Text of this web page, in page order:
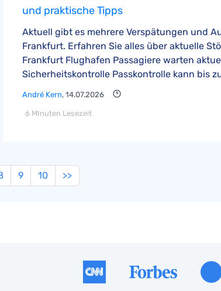
und praktische Tipps
Aktuell gibt es mehrere Verspätungen und
Frankfurt. Erfahren Sie alles über aktuelle
Frankfurt Flughafen Passagiere warten
Sicherheitskontrolle Passkontrolle kann bis
André Kern, 14.07.2026
6 MInuten Lesezeit
9 10 >>